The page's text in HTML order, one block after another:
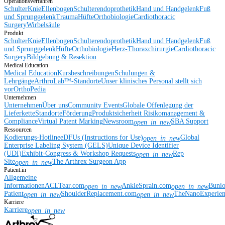
Operationsverfahren
SchulterKnieEllenbogenSchulterendoprothetikHand und HandgelenkFuß
und SprunggelenkTraumaHüfteOrthobiologieCardiothoracic
SurgeryWirbelsäule
Produkt
SchulterKnieEllenbogenSchulterendoprothetikHand und HandgelenkFuß
und SprunggelenkHüfteOrthobiologieHerz-ThoraxchirurgieCardiothoracic
SurgeryBildgebung & Resektion
Medical Education
Medical EducationKursbeschreibungenSchulungen &
LehrgängeArthroLab™-StandorteUnser klinisches Personal stellt sich
vorOrthoPedia
Unternehmen
UnternehmenÜber unsCommunity EventsGlobale Offenlegung der
LieferketteStandorteFörderungProduktsicherheit Risikomanagement &
ComplianceVirtual Patent MarkingNewsroomopen_in_newSBA Support
Ressourcen
Kodierungs-HotlineeDFUs (Instructions for Use)open_in_newGlobal
Enterprise Labeling System (GELS)Unique Device Identifier
(UDI)Exhibit-Congress & Workshop Requestsopen_in_newRep
Siteopen_in_newThe Arthrex Surgeon App
Patient:in
Allgemeine
InformationenACLTear.comopen_in_newAnkleSprain.comopen_in_new
Patientopen_in_newShoulderReplacement.comopen_in_new
Karriere
Karriereopen_in_new